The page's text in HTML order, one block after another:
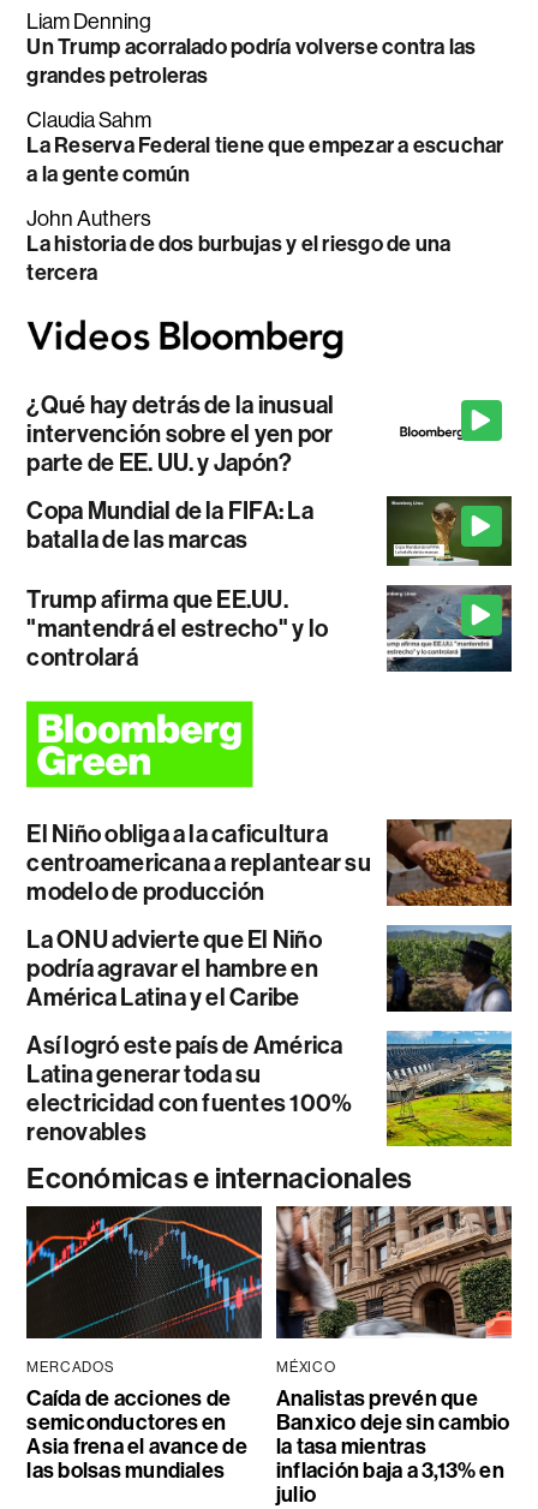
Liam Denning
Un Trump acorralado podría volverse contra las
grandes petroleras
Claudia Sahm
La Reserva Federal tiene que empezar a escuchar
a la gente común
John Authers
La historia de dos burbujas y el riesgo de una
tercera
¿Qué hay detrás de la inusual
intervención sobre el yen por
parte de EE. UU. y Japón?
Copa Mundial de la FIFA: La
batalla de las marcas
Trump afirma que EE.UU.
"mantendrá el estrecho" y lo
controlará
El Niño obliga a la caficultura
centroamericana a replantear su
modelo de producción
La ONU advierte que El Niño
podría agravar el hambre en
América Latina y el Caribe
Así logró este país de América
Latina generar toda su
electricidad con fuentes 100%
renovables
Económicas e internacionales
MERCADOS
Caída de acciones de
semiconductores en
Asia frena el avance de
las bolsas mundiales
MÉXICO
Analistas prevén que
Banxico deje sin cambio
la tasa mientras
inflación baja a 3,13% en
julio